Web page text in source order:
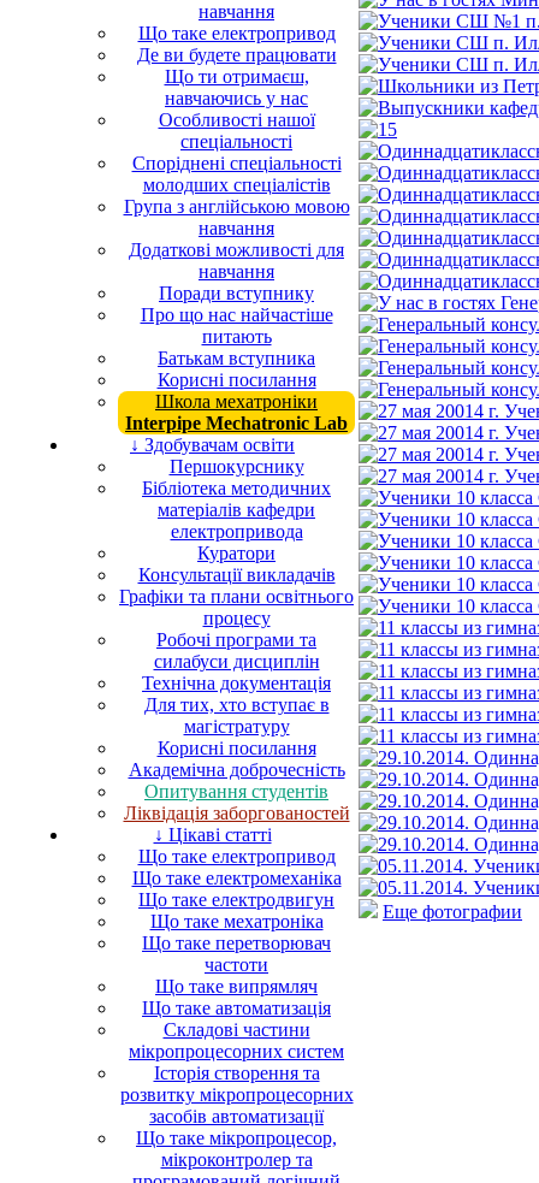
навчання
Що таке електропривод
Де ви будете працювати
Що ти отримаєш,
навчаючись у нас
Особливості нашої
спеціальності
Споріднені спеціальності
молодших спеціалістів
Група з англійською мовою
навчання
Додаткові можливості для
навчання
Поради вступнику
Про що нас найчастіше
питають
Батькам вступника
Корисні посилання
Школа мехатроніки
Interpipe Mechatronic Lab
↓ Здобувачам освіти
Першокурснику
Бібліотека методичних
матеріалів кафедри
електропривода
Куратори
Консультації викладачів
Графіки та плани освітнього
процесу
Робочі програми та
силабуси дисциплін
Технічна документація
Для тих, хто вступає в
магістратуру
Корисні посилання
Академічна доброчесність
Опитування студентів
Ліквідація заборгованостей
↓ Цікаві статті
Що таке електропривод
Що таке електромеханіка
Що таке електродвигун
Що таке мехатроніка
Що таке перетворювач
частоти
Що таке випрямляч
Що таке автоматизація
Складові частини
мікропроцесорних систем
Історія створення та
розвитку мікропроцесорних
засобів автоматизації
Що таке мікропроцесор,
мікроконтролер та
Еще фотографии